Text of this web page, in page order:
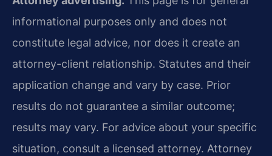
informational purposes only and does not
constitute legal advice, nor does it create an
attorney-client relationship. Statutes and their
application change and vary by case. Prior
results do not guarantee a similar outcome;
results may vary. For advice about your specific
situation, consult a licensed attorney. Attorney